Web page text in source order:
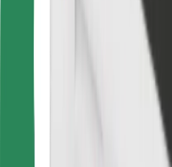
Voor chauffeurs
Voor bezorgers
Voor fleet owners
Voor restaurants
Bolt for Business